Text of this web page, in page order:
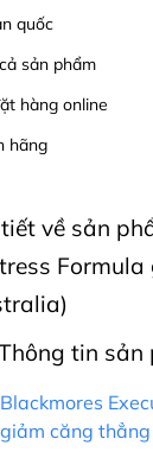
quốc
sản phẩm
hàng online
hãng
về sản
tin sản
Blackmores
giảm căng thẳng